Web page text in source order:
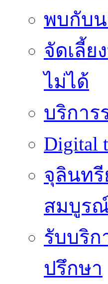
พบกับน
จัดเลี้
ไม่ได้
บริกา
Digital
จุลินท
สมบูร
รับบริ
ปรึกษา